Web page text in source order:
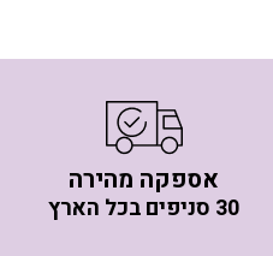
אספקה מהירה
30 סניפים בכל הארץ